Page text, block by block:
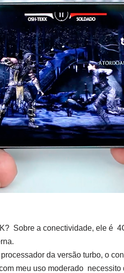
Sobre a conectividade, ele é
da versão turbo, o
meu uso moderado